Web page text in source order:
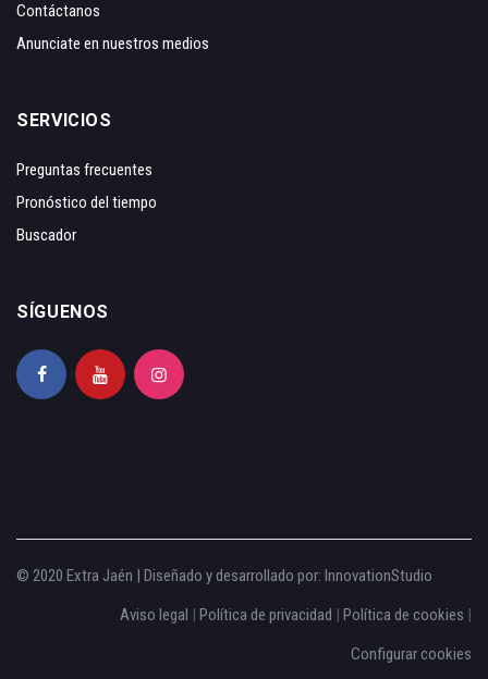
Contáctanos
Anunciate en nuestros medios
SERVICIOS
Preguntas frecuentes
Pronóstico del tiempo
Buscador
SÍGUENOS
© 2020 Extra Jaén | Diseñado y desarrollado por: InnovationStudio
Aviso legal | Política de privacidad | Política de cookies |
Configurar cookies